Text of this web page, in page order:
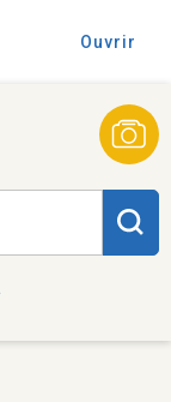
Ouvrir